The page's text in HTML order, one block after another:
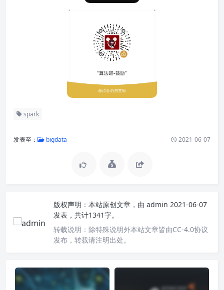
spark
发表至： bigdata 2021-06-07
版权声明： 本站原创文章，由 admin 2021-06-07
发表，共计1341字。
转载说明： 除特殊说明外本站文章皆由CC-4.0协议
发布，转载请注明出处。